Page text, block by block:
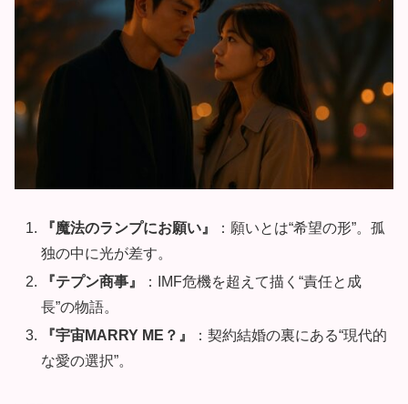
『魔法のランプにお願い』
：願いとは“希望の形”。孤
独の中に光が差す。
『テプン商事』
：IMF危機を超えて描く“責任と成
長”の物語。
『宇宙MARRY ME？』
：契約結婚の裏にある“現代的
な愛の選択”。